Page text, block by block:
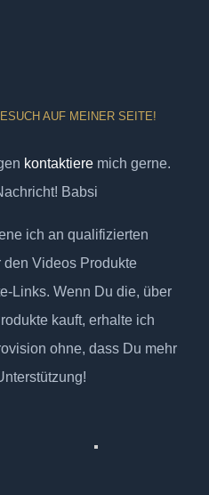
AUF MEINER SEITE!
kontaktiere mich gerne.
Babsi
ich an qualifizierten
den Videos Produkte
Links. Wenn Du die, über
kauft, erhalte ich
ohne, dass Du mehr